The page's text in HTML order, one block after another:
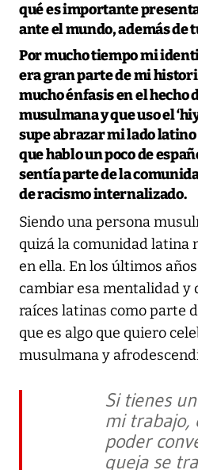
qué es importante
ante el mundo, además de
Por mucho tiempo mi
era gran parte de mi
mucho énfasis en el hecho
musulmana y que uso el
supe abrazar mi lado
que hablo un poco de
sentía parte de la
de racismo internalizado.
Siendo una persona
quizá la comunidad latina
en ella. En los últimos
cambiar esa mentalidad y
raíces latinas como parte
que es algo que quiero
musulmana y
Si tienes
mi trabajo,
poder
queja se